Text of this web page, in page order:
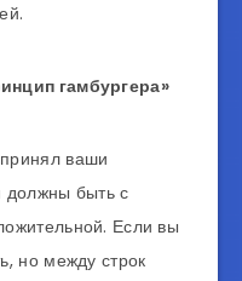
гамбургера»
ваши
должны быть с
Если вы
но между строк